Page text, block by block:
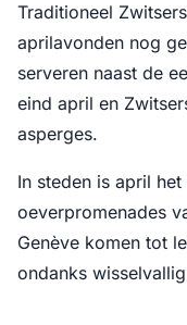
Traditioneel
aprilavonden nog
serveren naast de
eind april en
asperges.
In steden is april
oeverpromenades
Genève komen tot
ondanks